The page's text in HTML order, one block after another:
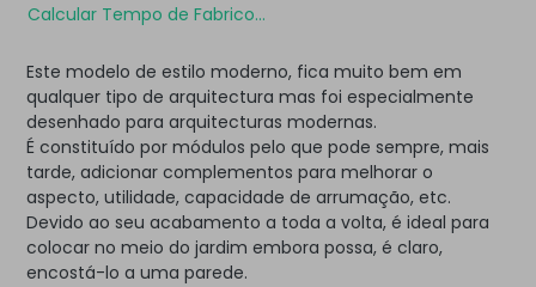
Calcular Tempo de Fabrico...
Este modelo de estilo moderno, fica muito bem em
qualquer tipo de arquitectura mas foi especialmente
desenhado para arquitecturas modernas.
É constituído por módulos pelo que pode sempre, mais
tarde, adicionar complementos para melhorar o
aspecto, utilidade, capacidade de arrumação, etc.
Devido ao seu acabamento a toda a volta, é ideal para
colocar no meio do jardim embora possa, é claro,
encostá-lo a uma parede.